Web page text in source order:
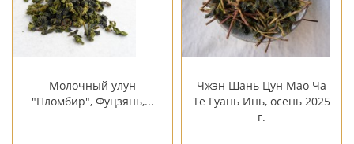
Молочный улун
"Пломбир", Фуцзянь,...
Чжэн Шань Цун Мао Ча
Те Гуань Инь, осень 2025
г.